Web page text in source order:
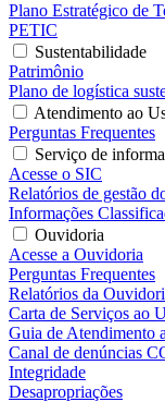
Plano Estratégico de
PETIC
Sustentabilidade
Patrimônio
Plano de logística
Atendimento ao
Perguntas Frequentes
Serviço de
Acesse o SIC
Relatórios de gestão
Informações
Ouvidoria
Acesse a Ouvidoria
Perguntas Frequentes
Relatórios da
Carta de Serviços ao
Guia de Atendimento
Canal de denúncias
Integridade
Desapropriações